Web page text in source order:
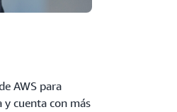
AWS para
y cuenta con más